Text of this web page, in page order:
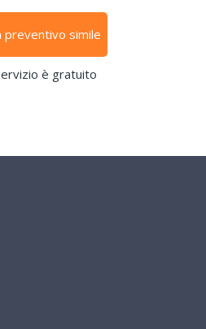
preventivo simile
è gratuito